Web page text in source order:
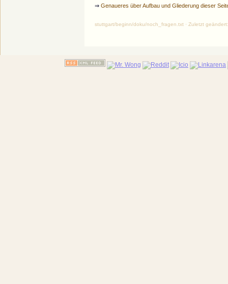
⇒ Genaueres über Aufbau und Gliederung dieser
stuttgart/beginn/doku/noch_fragen.txt · Zuletzt